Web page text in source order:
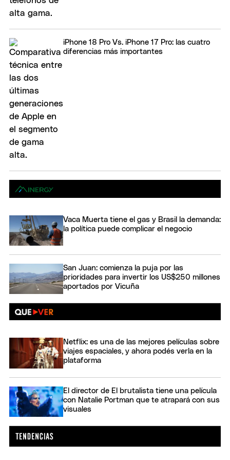
iPhone 18 Pro Vs. iPhone 17 Pro: las cuatro
diferencias más importantes
Vaca Muerta tiene el gas y Brasil la demanda:
la política puede complicar el negocio
San Juan: comienza la puja por las
prioridades para invertir los US$250 millones
aportados por Vicuña
Netflix: es una de las mejores películas sobre
viajes espaciales, y ahora podés verla en la
plataforma
El director de El brutalista tiene una película
con Natalie Portman que te atrapará con sus
visuales